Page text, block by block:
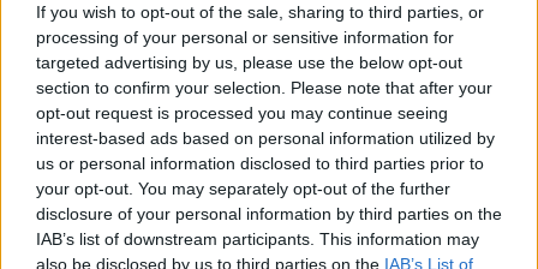
If you wish to opt-out of the sale, sharing to third parties, or
processing of your personal or sensitive information for
targeted advertising by us, please use the below opt-out
section to confirm your selection. Please note that after your
opt-out request is processed you may continue seeing
interest-based ads based on personal information utilized by
us or personal information disclosed to third parties prior to
your opt-out. You may separately opt-out of the further
disclosure of your personal information by third parties on the
IAB’s list of downstream participants. This information may
also be disclosed by us to third parties on the IAB’s List of